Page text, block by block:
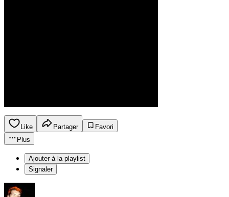
Like Partager
Favori
Plus
Ajouter à la playlist
Signaler